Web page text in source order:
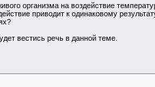
организма на воздействие
приводит к одинаковому
вестись речь в данной теме.